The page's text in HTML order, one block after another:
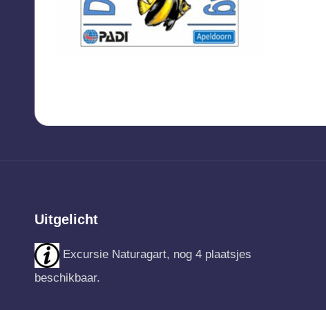
Uitgelicht
Excursie Naturagart, nog 4 plaatsjes
beschikbaar.